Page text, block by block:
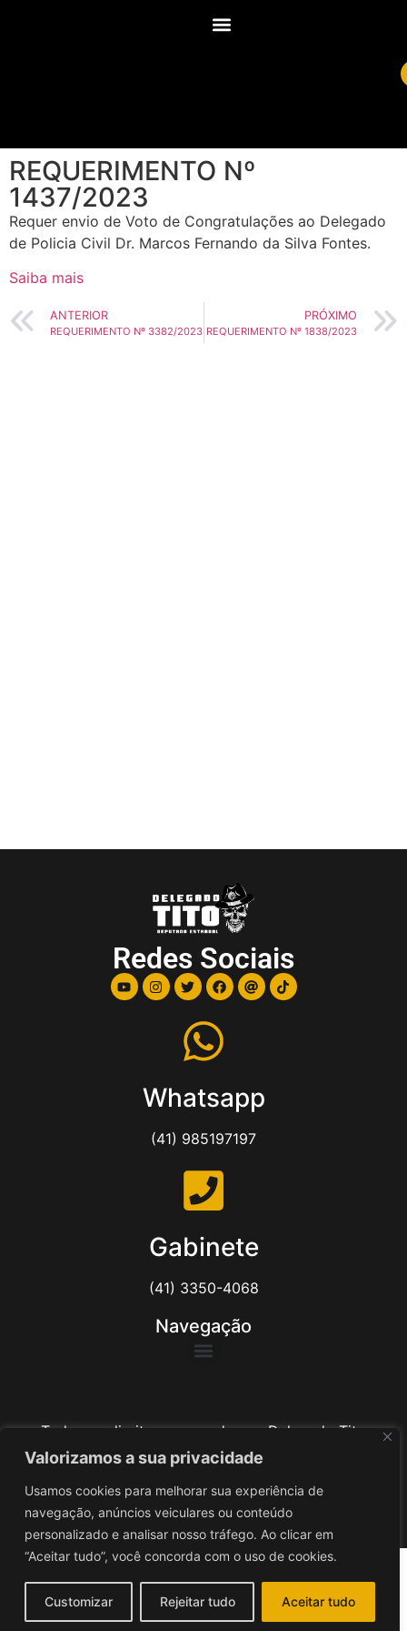
Valorizamos a sua privacidade
Usamos cookies para melhorar sua experiência de
navegação, anúncios veiculares ou conteúdo
personalizado e analisar nosso tráfego. Ao clicar em
“Aceitar tudo”, você concorda com o uso de cookies.
Customizar Rejeitar tudo Aceitar tudo
REQUERIMENTO Nº
1437/2023
Requer envio de Voto de Congratulações ao Delegado
de Policia Civil Dr. Marcos Fernando da Silva Fontes.
Saiba mais
ANTERIOR
REQUERIMENTO Nº 3382/2023
PRÓXIMO
REQUERIMENTO Nº 1838/2023
Redes Sociais
Whatsapp
(41) 985197197
Gabinete
(41) 3350-4068
Navegação
Todos os direitos reservados ao Delegado Tito
Barichello
Desenvolvido poriv3